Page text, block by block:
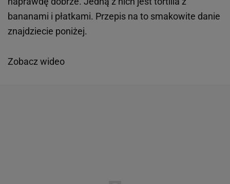
bananami i płatkami. Przepis na to smakowite danie
znajdziecie poniżej.
Zobacz wideo